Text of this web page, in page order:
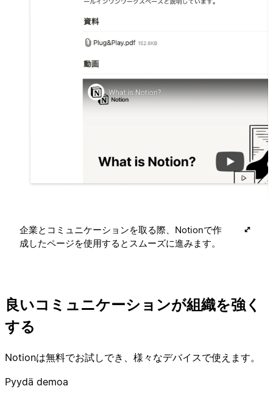
企業とコミュニケーションを取る際、Notionで作
成したページを使用するとスムーズに進みます。
良いコミュニケーションが組織を強く
する
Notionは無料でお試しでき、様々なデバイスで使えます。
Pyydä demoa